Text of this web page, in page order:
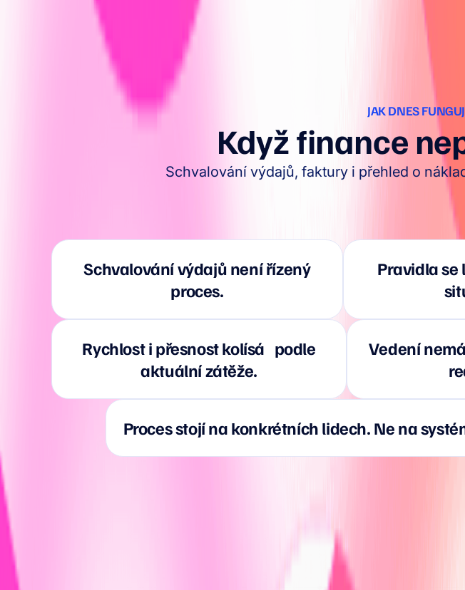
JAK DNES
Když finance
Schvalování výdajů, faktury i přehled o
Schvalování výdajů není řízený
proces.
Pravidla se
Rychlost i přesnost kolísá podle
aktuální zátěže.
Vedení
Proces stojí na konkrétních lidech. Ne na